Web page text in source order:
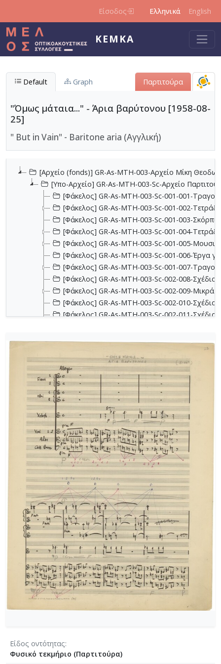
Είσοδος Ελληνικά English
ΚΕΜΚΑ
Default Graph Παρτιτούρα
"Όμως μάταια..." - Άρια βαρύτονου [1958-08-
25]
" But in Vain" - Baritone aria (Αγγλική)
[Αρχείο (fonds)] GR-As-MTH-003-Αρχείο Μίκη
[Υπο-Αρχείο] GR-As-MTH-003-Sc-Αρχείο
[Φάκελος] GR-As-MTH-003-Sc-001-001-
[Φάκελος] GR-As-MTH-003-Sc-001-002-
[Φάκελος] GR-As-MTH-003-Sc-001-003-
[Φάκελος] GR-As-MTH-003-Sc-001-004-
[Φάκελος] GR-As-MTH-003-Sc-001-005-
[Φάκελος] GR-As-MTH-003-Sc-001-006-Έργα
[Φάκελος] GR-As-MTH-003-Sc-001-007-
[Φάκελος] GR-As-MTH-003-Sc-002-008-
[Φάκελος] GR-As-MTH-003-Sc-002-009-Μικρά
[Φάκελος] GR-As-MTH-003-Sc-002-010-
[Φάκελος] GR-As-MTH-003-Sc-002-011-
[Φάκελος] GR-As-MTH-003-Sc-003-014-
[Φάκελος] GR-As-MTH-003-Sc-003-015-
[Φάκελος] GR-As-MTH-003-Sc-003-016-
[Φάκελος] GR-As-MTH-003-Sc-003-017-
[Φάκελος] GR-As-MTH-003-Sc-003-018-
[Φάκελος] GR-As-MTH-003-Sc-003-019-
[Φάκελος] GR-As-MTH-003-Sc-004-020-Σκίτσα
[Φάκελος] GR-As-MTH-003-Sc-004-021-
[Φάκελος] GR-As-MTH-003-Sc-004-022-
[Φάκελος] GR-As-MTH-003-Sc-004-023-
[Φάκελος] GR-As-MTH-003-Sc-004-024-Ύμνος
[Φάκελος] GR-As-MTH-003-Sc-004-025-Το
[Φάκελος] GR-As-MTH-003-Sc-004-026-
[Φάκελος] GR-As-MTH-003-Sc-004-027-Μικρή
[Φάκελος] GR-As-MTH-003-Sc-004-028-
[Φάκελος] GR-As-MTH-003-Sc-004-029-
[Φάκελος] GR-As-MTH-003-Sc-004-030-Πέντε
[Φάκελος] GR-As-MTH-003-Sc-004-031-Έργο
[Φάκελος] GR-As-MTH-003-Sc-005-032-
[Φάκελος] GR-As-MTH-003-Sc-005-033-
[Φάκελος] GR-As-MTH-003-Sc-005-034-
[Φάκελος] GR-As-MTH-003-Sc-005-035-
[Φάκελος] GR-As-MTH-003-Sc-005-036-
[Φάκελος] GR-As-MTH-003-Sc-005-039-Το
[Φάκελος] GR-As-MTH-003-Sc-005-040-
Είδος οντότητας
Φυσικό τεκμήριο (Παρτιτούρα)